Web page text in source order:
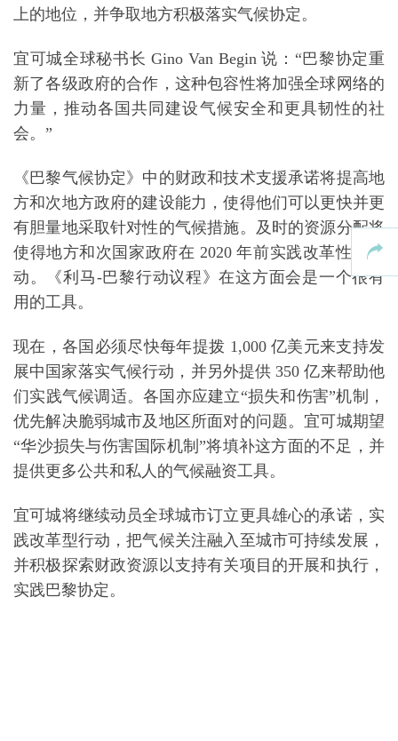
上的地位，并争取地方积极落实气候协定。
宜可城全球秘书长 Gino Van Begin 说：“巴黎协定重
新了各级政府的合作，这种包容性将加强全球网络的
力量，推动各国共同建设气候安全和更具韧性的社
会。”
《巴黎气候协定》中的财政和技术支援承诺将提高地
方和次地方政府的建设能力，使得他们可以更快并更
有胆量地采取针对性的气候措施。 及时的资源分配将
使得地方和次国家政府在 2020 年前实践改革性的行
动。《利马-巴黎行动议程》在这方面会是一个很有
用的工具。
现在，各国必须尽快每年提拨 1,000 亿美元来支持发
展中国家落实气候行动，并另外提供 350 亿来帮助他
们实践气候调适。各国亦应建立“损失和伤害”机制，
优先解决脆弱城市及地区所面对的问题。宜可城期望
“华沙损失与伤害国际机制”将填补这方面的不足，并
提供更多公共和私人的气候融资工具。
宜可城将继续动员全球城市订立更具雄心的承诺，实
践改革型行动，把气候关注融入至城市可持续发展，
并积极探索财政资源以支持有关项目的开展和执行，
实践巴黎协定。